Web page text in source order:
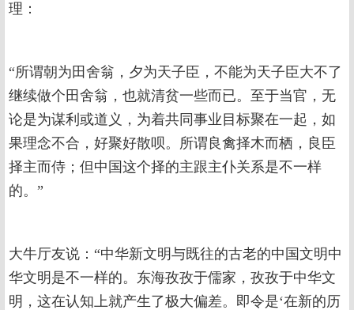
理：
“所谓朝为田舍翁，夕为天子臣，不能为天子臣大不了
继续做个田舍翁，也就清贫一些而已。至于当官，无
论是为谋利或道义，为着共同事业目标聚在一起，如
果理念不合，好聚好散呗。所谓良禽择木而栖，良臣
择主而侍；但中国这个择的主跟主仆关系是不一样
的。”
大牛厅友说：“中华新文明与既往的古老的中国文明中
华文明是不一样的。东海孜孜于儒家，孜孜于中华文
明，这在认知上就产生了极大偏差。即令是‘在新的历